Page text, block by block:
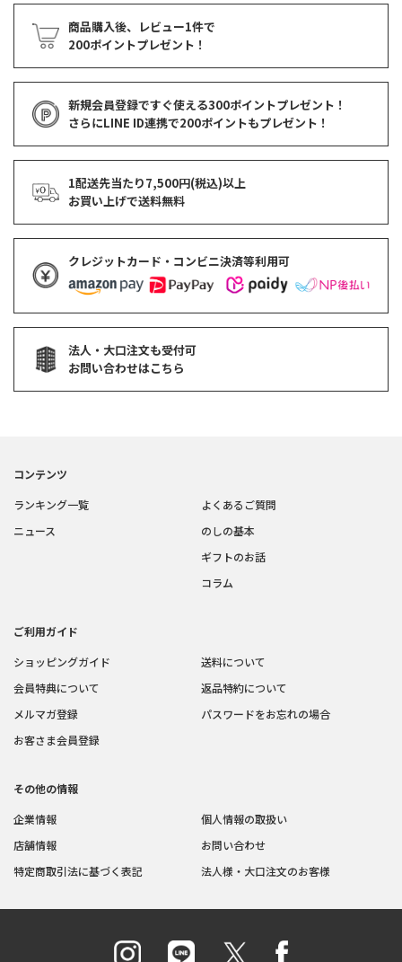
商品購入後、レビュー1件で
200ポイントプレゼント！
新規会員登録ですぐ使える300ポイントプレゼント！
さらにLINE ID連携で200ポイントもプレゼント！
1配送先当たり7,500円(税込)以上
お買い上げで送料無料
クレジットカード・コンビニ決済等利用可
法人・大口注文も受付可
お問い合わせはこちら
コンテンツ
ランキング一覧
ニュース
よくあるご質問
のしの基本
ギフトのお話
コラム
ご利用ガイド
ショッピングガイド
会員特典について
メルマガ登録
お客さま会員登録
送料について
返品特約について
パスワードをお忘れの場合
その他の情報
企業情報
店舗情報
特定商取引法に基づく表記
個人情報の取扱い
お問い合わせ
法人様・大口注文のお客様